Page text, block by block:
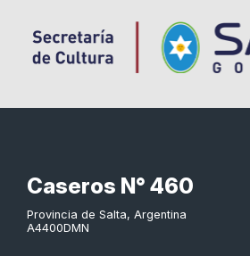
Caseros N° 460
Provincia de Salta, Argentina
A4400DMN